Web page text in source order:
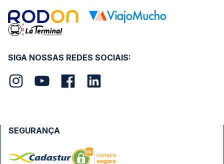
SIGA NOSSAS REDES SOCIAIS:
SEGURANÇA